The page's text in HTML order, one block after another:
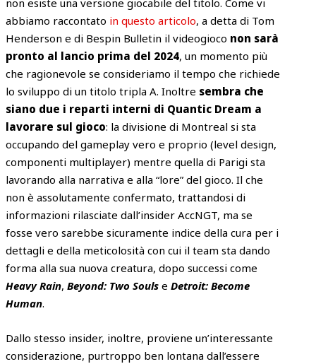
non esiste una versione giocabile del titolo. Come vi
abbiamo raccontato in questo articolo, a detta di Tom
Henderson e di Bespin Bulletin il videogioco non sarà
pronto al lancio prima del 2024, un momento più
che ragionevole se consideriamo il tempo che richiede
lo sviluppo di un titolo tripla A. Inoltre sembra che
siano due i reparti interni di Quantic Dream a
lavorare sul gioco: la divisione di Montreal si sta
occupando del gameplay vero e proprio (level design,
componenti multiplayer) mentre quella di Parigi sta
lavorando alla narrativa e alla “lore” del gioco. Il che
non è assolutamente confermato, trattandosi di
informazioni rilasciate dall’insider AccNGT, ma se
fosse vero sarebbe sicuramente indice della cura per i
dettagli e della meticolosità con cui il team sta dando
forma alla sua nuova creatura, dopo successi come
Heavy Rain,Beyond: Two Soulse Detroit: Become
Human.
Dallo stesso insider, inoltre, proviene un’interessante
considerazione, purtroppo ben lontana dall’essere